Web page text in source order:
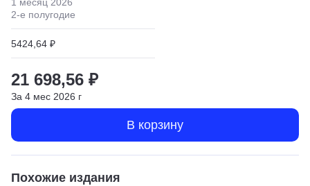
2-е полугодие
5424,64 ₽
21 698,56 ₽
За 4 мес 2026 г
В корзину
Похожие издания